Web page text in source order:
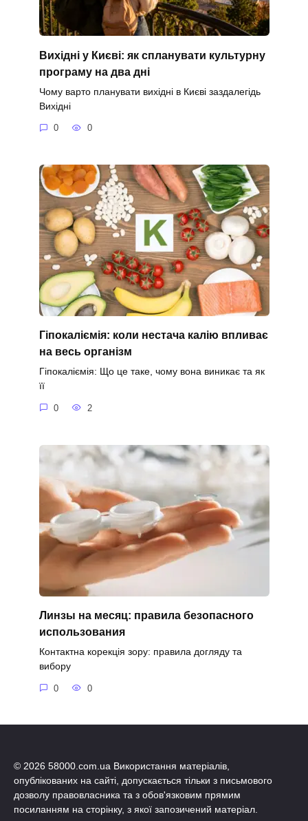
Вихідні у Києві: як спланувати культурну
програму на два дні
Чому варто планувати вихідні в Києві заздалегідь
Вихідні
0 0
Гіпокаліємія: коли нестача калію впливає
на весь організм
Гіпокаліємія: Що це таке, чому вона виникає та як
її
0 2
Линзы на месяц: правила безопасного
использования
Контактна корекція зору: правила догляду та
вибору
0 0
© 2026 58000.com.ua Використання матеріалів,
опублікованих на сайті, допускається тільки з письмового
дозволу правовласника та з обов'язковим прямим
посиланням на сторінку, з якої запозичений матеріал.